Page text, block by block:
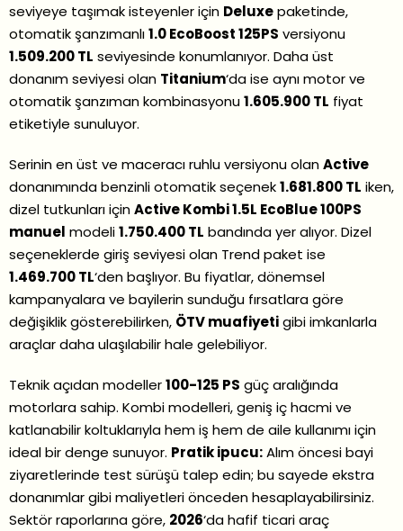
seviyeye taşımak isteyenler için Deluxepaketinde,
otomatik şanzımanlı1.0 EcoBoost 125PS versiyonu
1.509.200 TL seviyesinde konumlanıyor. Daha üst
donanım seviyesi olan Titanium‘da ise aynı motor ve
otomatik şanzıman kombinasyonu1.605.900 TL fiyat
etiketiyle sunuluyor.
Serinin en üst ve maceracı ruhlu versiyonu olanActive
donanımında benzinli otomatik seçenek1.681.800 TL iken,
dizel tutkunları içinActive Kombi 1.5L EcoBlue 100PS
manuel modeli1.750.400 TL bandında yer alıyor. Dizel
seçeneklerde giriş seviyesi olan Trend paket ise
1.469.700 TL‘den başlıyor. Bu fiyatlar, dönemsel
kampanyalara ve bayilerin sunduğu fırsatlara göre
değişiklik gösterebilirken, ÖTV muafiyetigibi imkanlarla
araçlar daha ulaşılabilir hale gelebiliyor.
Teknik açıdan modeller100-125 PS güç aralığında
motorlara sahip. Kombi modelleri, geniş iç hacmi ve
katlanabilir koltuklarıyla hem iş hem de aile kullanımı için
ideal bir denge sunuyor. Pratik ipucu:Alım öncesi bayi
ziyaretlerinde test sürüşü talep edin; bu sayede ekstra
donanımlar gibi maliyetleri önceden hesaplayabilirsiniz.
Sektör raporlarına göre, 2026‘da hafif ticari araç